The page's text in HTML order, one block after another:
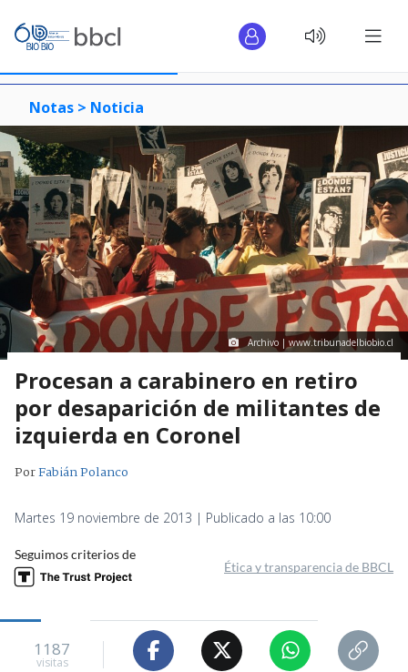
Notas > Noticia
Archivo | www.tribunadelbiobio.cl
Procesan a carabinero en retiro
por desaparición de militantes de
izquierda en Coronel
PorFabián Polanco
Martes 19 noviembre de 2013 | Publicado a las 10:00
Seguimos criterios de
Ética y transparencia de BBCL
1187
visitas